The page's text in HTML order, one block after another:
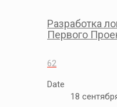
Разработка
Первого
62
Date
18